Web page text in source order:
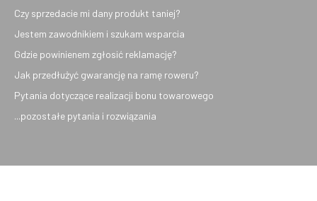
Czy sprzedacie mi dany produkt taniej?
Jestem zawodnikiem i szukam wsparcia
Gdzie powinienem zgłosić reklamację?
Jak przedłużyć gwarancję na ramę roweru?
Pytania dotyczące realizacji bonu towarowego
...pozostałe pytania i rozwiązania